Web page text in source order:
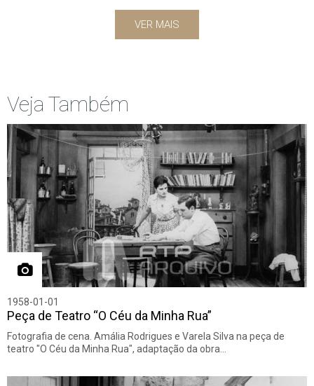
VER MAIS
Veja Também
1958-01-01
Peça de Teatro “O Céu da Minha Rua”
Fotografia de cena. Amália Rodrigues e Varela Silva na peça de
teatro "O Céu da Minha Rua", adaptação da obra…